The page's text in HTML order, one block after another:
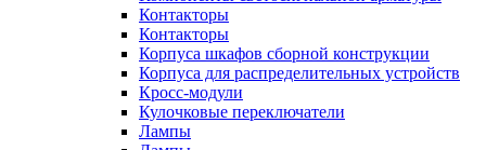
Контакторы
Контакторы
Корпуса шкафов сборной конструкции
Корпуса для распределительных устройств
Кросс-модули
Кулочковые переключатели
Лампы